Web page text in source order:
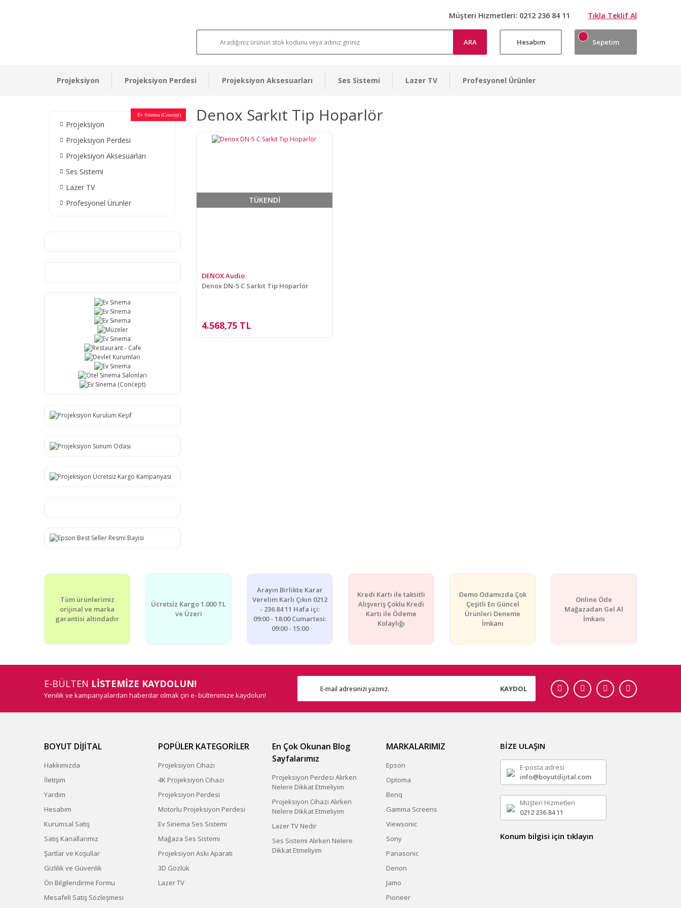
Müşteri Hizmetleri: 0212 236 84 11 Tıkla Teklif Al
ARA Hesabım Sepetim
Projeksiyon Projeksiyon Perdesi Projeksiyon Aksesuarları Ses Sistemi Lazer TV Profesyonel Ürünler
Projeksiyon
Projeksiyon Perdesi
Projeksiyon Aksesuarları
Ses Sistemi
Lazer TV
Profesyonel Ürünler
Ev Sinema
Ev Sinema
Ev Sinema
Müzeler
Ev Sinema
Restaurant - Cafe
Devlet Kurumları
Ev Sinema
Otel Sinema Salonları
Ev Sinema (Concept) Denox Sarkıt Tip Hoparlör
TÜKENDİ
DENOX Audio
Denox DN-5 C Sarkıt Tip Hoparlör
4.568,75 TL
Tüm ürünlerimiz
orijinal ve marka
garantisi altındadır
Ücretsiz Kargo 1.000 TL
ve Üzeri
Arayın Birlikte Karar
Verelim Karlı Çıkın 0212
- 236 84 11 Hafa içi:
09:00 - 18:00 Cumartesi:
09:00 - 15:00
Kredi Kartı ile taksitli
Alışveriş Çoklu Kredi
Kartı ile Ödeme
Kolaylığı
Demo Odamızda Çok
Çeşitli En Güncel
Ürünleri Deneme
İmkanı
Online Öde
Mağazadan Gel Al
İmkanı
E-BÜLTEN LİSTEMİZE KAYDOLUN!
Yenilik ve kampanyalardan haberdar olmak çin e- bültenimize kaydolun!
KAYDOL
BOYUT DİJİTAL
Hakkımızda
İletişim
Yardım
Hesabım
Kurumsal Satış
Satış Kanallarımız
Şartlar ve Koşullar
Gizlilik ve Güvenlik
Ön Bilgilendirme Formu
Mesafeli Satış Sözleşmesi
POPÜLER KATEGORİLER
Projeksiyon Cihazı
4K Projeksiyon Cihazı
Projeksiyon Perdesi
Motorlu Projeksiyon Perdesi
Ev Sinema Ses Sistemi
Mağaza Ses Sistemi
Projeksiyon Askı Aparatı
3D Gözlük
Lazer TV
En Çok Okunan Blog
Sayfalarımız
Projeksiyon Perdesi Alırken
Nelere Dikkat Etmeliyim
Projeksiyon Cihazı Alırken
Nelere Dikkat Etmeliyim
Lazer TV Nedir
Ses Sistemi Alırken Nelere
Dikkat Etmeliyim
MARKALARIMIZ
Epson
Optoma
Benq
Gamma Screens
Viewsonic
Sony
Panasonic
Denon
Jamo
Pioneer
BİZE ULAŞIN
E-posta adresi
info@boyutdijital.com
Müşteri Hizmetleri
0212 236 84 11
Konum bilgisi için tıklayın